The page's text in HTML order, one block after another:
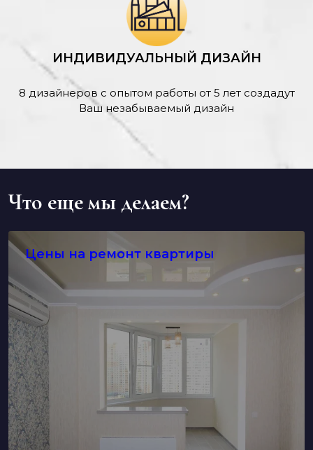
ИНДИВИДУАЛЬНЫЙ ДИЗАЙН
8 дизайнеров с опытом работы от 5 лет создадут
Ваш незабываемый дизайн
Что еще мы делаем?
Цены на ремонт квартиры